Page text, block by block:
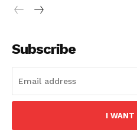
Subscribe
I WANT